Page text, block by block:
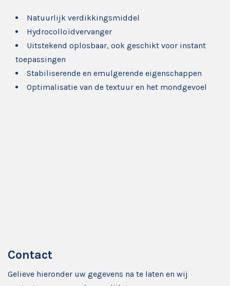
Natuurlijk verdikkingsmiddel
Hydrocolloïdvervanger
Uitstekend oplosbaar, ook geschikt voor instant
toepassingen
Stabiliserende en emulgerende eigenschappen
Optimalisatie van de textuur en het mondgevoel
Contact
Gelieve hieronder uw gegevens na te laten en wij